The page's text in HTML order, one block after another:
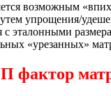
возможным
упрощения/
с эталонными
«урезанных»
фактор